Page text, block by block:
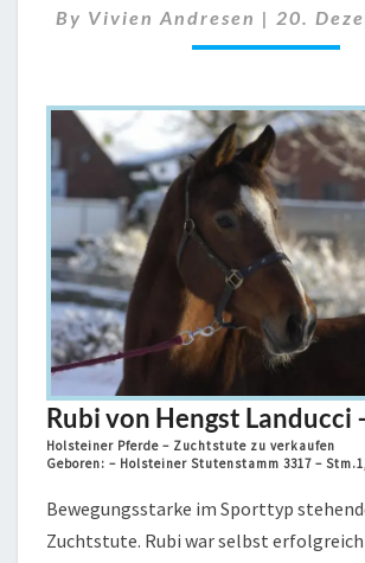
–
3317
By Vivien Andresen | 20.
Rubi von Hengst Landucci
Holsteiner Pferde – Zuchtstute zu verkaufen
Geboren: – Holsteiner Stutenstamm 3317 –
Bewegungsstarke im Sporttyp
Zuchtstute. Rubi war selbst